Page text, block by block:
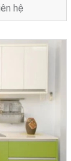
Hiện Đại
hệ